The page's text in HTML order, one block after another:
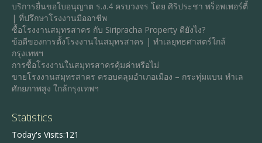
บริการยื่นขอใบอนุญาต ร.ง.4 ครบวงจร โดย ศิริประชา พร็อพเพอร์ตี้
| ที่ปรึกษาโรงงานมืออาชีพ
ซื้อโรงงานสมุทรสาคร กับ Siripracha Property ดียังไง?
ข้อดีของการตั้งโรงงานในสมุทรสาคร | ทำเลยุทธศาสตร์ใกล้
กรุงเทพฯ
การซื้อโรงงานในสมุทรสาครคุ้มค่าหรือไม่
ขายโรงงานสมุทรสาคร ครอบคลุมอำเภอเมือง – กระทุ่มแบน ทำเล
ศักยภาพสูง ใกล้กรุงเทพฯ
Statistics
Today's Visits:121